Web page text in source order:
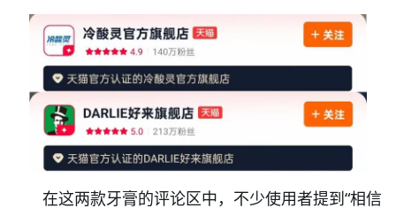
在这两款牙膏的评论区中，不少使用者提到“相信